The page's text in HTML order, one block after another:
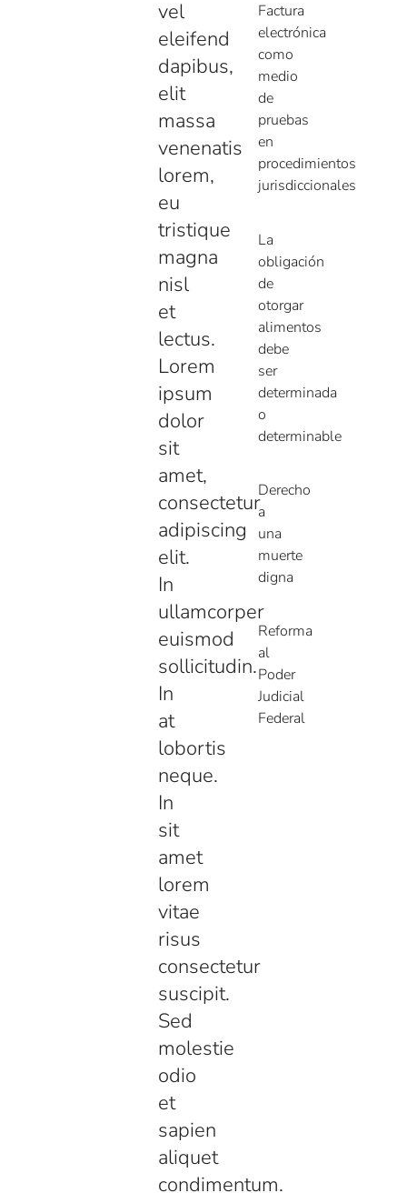
vel
eleifend
dapibus,
elit
massa
venenatis
lorem,
eu
tristique
magna
nisl
et
lectus.
Lorem
ipsum
dolor
sit
amet,
consectetur
adipiscing
elit.
In
ullamcorper
euismod
sollicitudin.
In
at
lobortis
neque.
In
sit
amet
lorem
vitae
risus
consectetur
suscipit.
Sed
molestie
odio
et
sapien
aliquet
condimentum.
Factura
electrónica
como
medio
de
pruebas
en
procedimientos
jurisdiccionales
La
obligación
de
otorgar
alimentos
debe
ser
determinada
o
determinable
Derecho
a
una
muerte
digna
Reforma
al
Poder
Judicial
Federal